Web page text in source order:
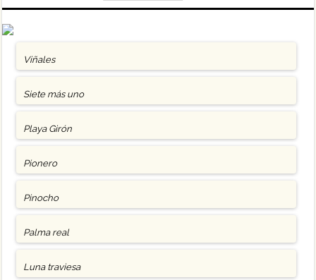
Viñales
Siete más uno
Playa Girón
Pionero
Pinocho
Palma real
Luna traviesa